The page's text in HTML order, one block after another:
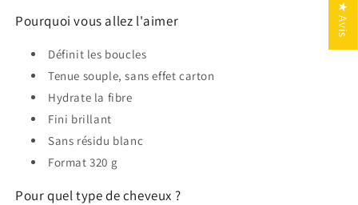
Pourquoi vous allez l'aimer
Définit les boucles
Tenue souple, sans effet carton
Hydrate la fibre
Fini brillant
Sans résidu blanc
Format 320 g
Pour quel type de cheveux ?
★ Avis